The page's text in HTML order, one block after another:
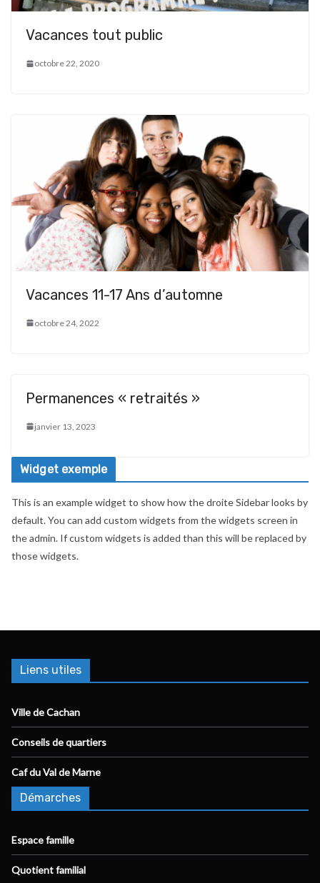
Vacances tout public
octobre 22, 2020
Vacances 11-17 Ans d’automne
octobre 24, 2022
Permanences « retraités »
janvier 13, 2023
Widget exemple
This is an example widget to show how the droite Sidebar looks by
default. You can add custom widgets from the widgets screen in
the admin. If custom widgets is added than this will be replaced by
those widgets.
Liens utiles
Ville de Cachan
Conseils de quartiers
Caf du Val de Marne
Démarches
Espace famille
Quotient familial